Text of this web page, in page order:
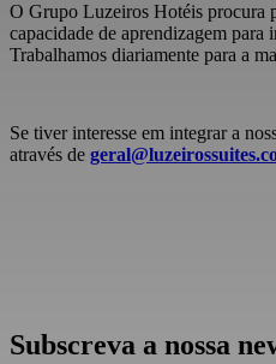
O Grupo Luzeiros Hotéis procura
capacidade de aprendizagem para
Trabalhamos diariamente para a
Se tiver interesse em integrar a
através de
Subscreva a nossa